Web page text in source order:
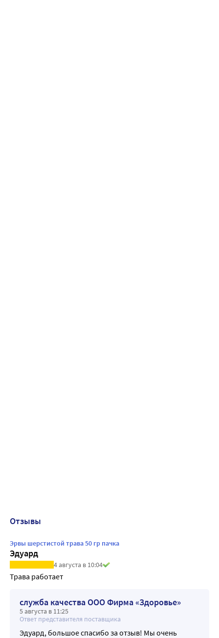
Отзывы
Эрвы шерстистой трава 50 гр пачка
Эдуард
4 августа в 10:04
Трава работает
служба качества ООО Фирма «Здоровье»
5 августа в 11:25
Ответ представителя поставщика
Эдуард, большое спасибо за отзыв! Мы очень